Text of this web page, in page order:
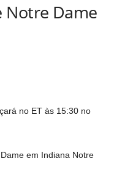
Notre Dame
no ET às 15:30 no
em Indiana Notre